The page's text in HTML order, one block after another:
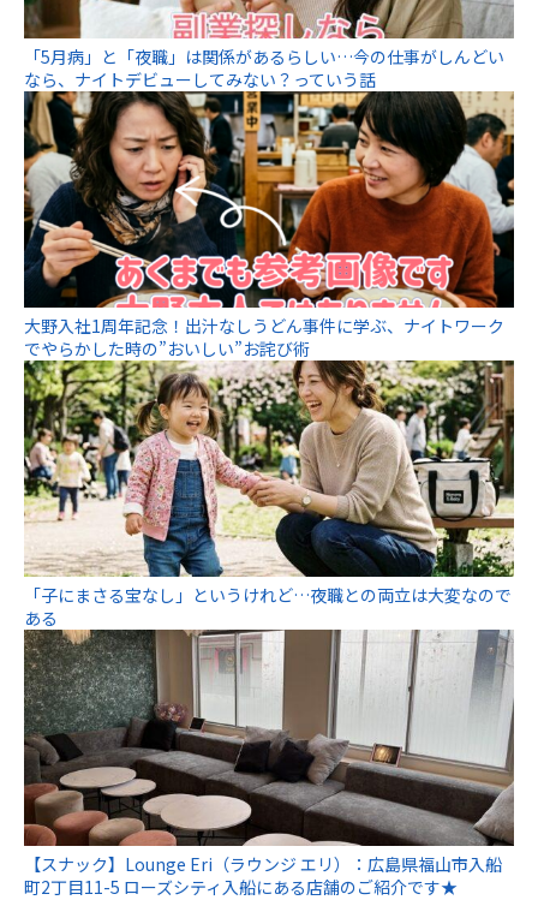
「5月病」と「夜職」は関係があるらしい…今の仕事がしんどい
なら、ナイトデビューしてみない？っていう話
大野入社1周年記念！出汁なしうどん事件に学ぶ、ナイトワーク
でやらかした時の”おいしい”お詫び術
「子にまさる宝なし」というけれど…夜職との両立は大変なので
ある
【スナック】Lounge Eri（ラウンジ エリ）：広島県福山市入船
町2丁目11-5 ローズシティ入船にある店舗のご紹介です★